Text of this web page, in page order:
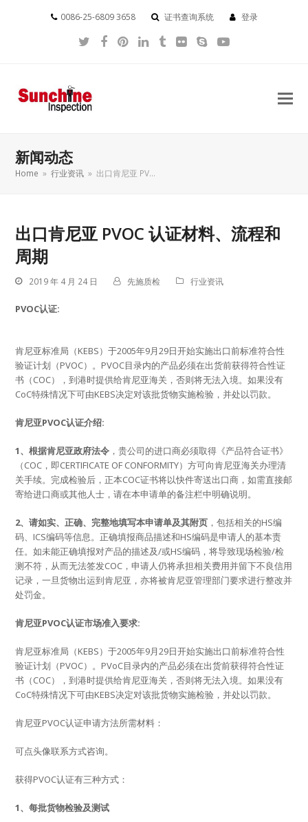
0086-25-6809 3658 证书查询系统 登录
Twitter
Facebook
Pinterest
LinkedIn
Tumblr
FlickrSkypeYouTube
新闻动态
Home » 行业资讯 » 出口肯尼亚 PV…
出口肯尼亚 PVOC 认证材料、流程和
周期
2019 年 4 月 24 日 先施质检 行业资讯
PVOC认证:
肯尼亚标准局（KEBS）于2005年9月29日开始实施出口前标准符合性
验证计划（PVOC）。PVOC目录内的产品必须在出货前获得符合性证
书（COC），到港时提供给肯尼亚海关，否则将无法入境。如果没有
CoC特殊情况下可由KEBS决定对该批货物实施检验，并处以罚款。
肯尼亚PVOC认证介绍:
1、根据肯尼亚政府法令 ，贵公司的进口商必须取得《产品符合证书》
（COC，即CERTIFICATE OF CONFORMITY）方可向肯尼亚海关办理清
关手续。完成检验后，正本COC证书将以快件寄送出口商，如需直接邮
寄给进口商或其他人士，请在本申请单的备注栏中明确说明。
2、请如实、正确、完整地填写本申请单及其附页 ，包括相关的HS编
码、ICS编码等信息。正确填报商品描述和HS编码是申请人的基本责
任。如未能正确填报对产品的描述及/或HS编码，将导致现场检验/检
测不符，从而无法签发COC，申请人仍将承担相关费用并留下不良信用
记录，一旦货物出运到肯尼亚，亦将被肯尼亚管理部门要求进行整改并
处罚金。
肯尼亚PVOC认证市场准入要求:
肯尼亚标准局（KEBS）于2005年9月29日开始实施出口前标准符合性
验证计划（PVOC）。PVoC目录内的产品必须在出货前获得符合性证
书（COC），到港时提供给肯尼亚海关，否则将无法入境。如果没有
CoC特殊情况下可由KEBS决定对该批货物实施检验，并处以罚款。
肯尼亚PVOC认证申请方法所需材料：
可点头像联系方式咨询。
获得PVOC认证有三种方式：
1、每批货物检验及测试